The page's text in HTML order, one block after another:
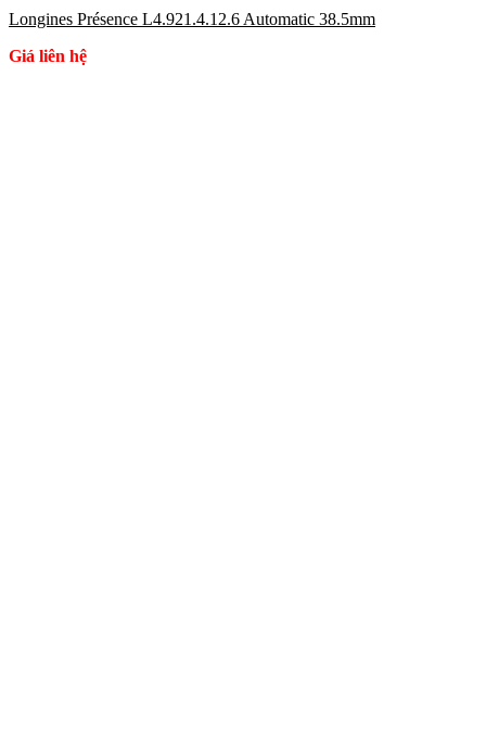
Longines Présence L4.921.4.12.6 Automatic 38.5mm
Giá liên hệ